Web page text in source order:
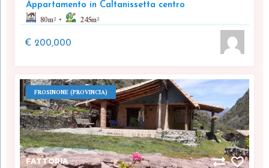
Appartamento in Caltanissetta centro
80m² 245m²
€ 200,000
FROSINONE (PROVINCIA)
FATTORIA